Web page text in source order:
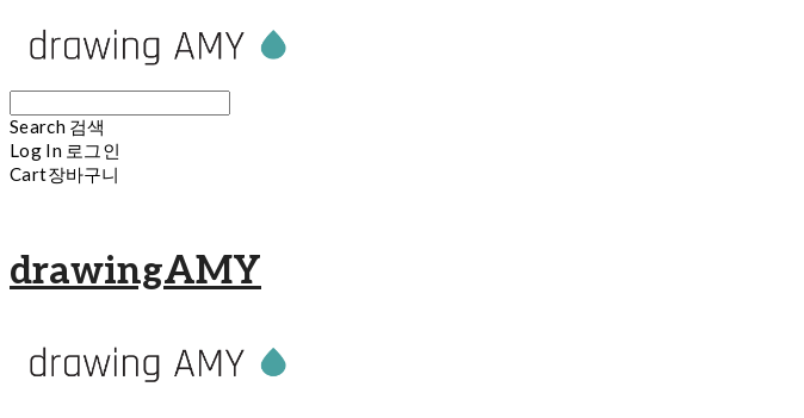
Search 검색
Log In 로그인
Cart장바구니
drawingAMY